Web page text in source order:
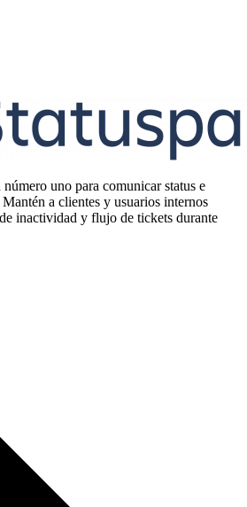
número uno para comunicar status e
a clientes y usuarios internos
inactividad y flujo de tickets durante